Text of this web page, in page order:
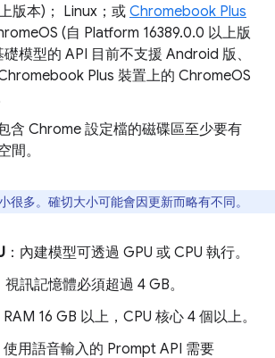
版本)； Linux；或 Chromebook Plus
(自 Platform 16389.0.0 以上版
模型的 API 目前不支援 Android 版、
Plus 裝置上的 ChromeOS
含 Chrome 設定檔的磁碟區至少要有
間。
很多。確切大小可能會因更新而略有不同。
：內建模型可透過 GPU 或 CPU 執行。
視訊記憶體必須超過 4 GB。
RAM 16 GB 以上，CPU 核心 4 個以上。
使用語音輸入的 Prompt API 需要